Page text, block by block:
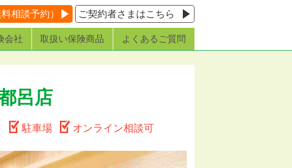
相談予約） ご契約者さまはこちら
会社 取扱い保険商品 よくあるご質問
呂店
駐車場 オンライン相談可